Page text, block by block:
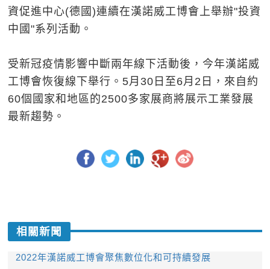
資促進中心(德國)連續在漢諾威工博會上舉辦"投資
中國"系列活動。
受新冠疫情影響中斷兩年線下活動後，今年漢諾威
工博會恢復線下舉行。5月30日至6月2日，來自約
60個國家和地區的2500多家展商將展示工業發展
最新趨勢。
相關新聞
2022年漢諾威工博會聚焦數位化和可持續發展